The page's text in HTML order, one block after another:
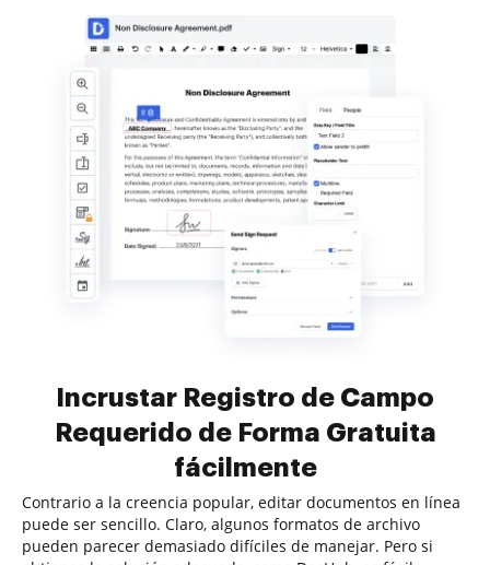
Incrustar Registro de Campo
Requerido de Forma Gratuita
fácilmente
Contrario a la creencia popular, editar documentos en línea
puede ser sencillo. Claro, algunos formatos de archivo
pueden parecer demasiado difíciles de manejar. Pero si